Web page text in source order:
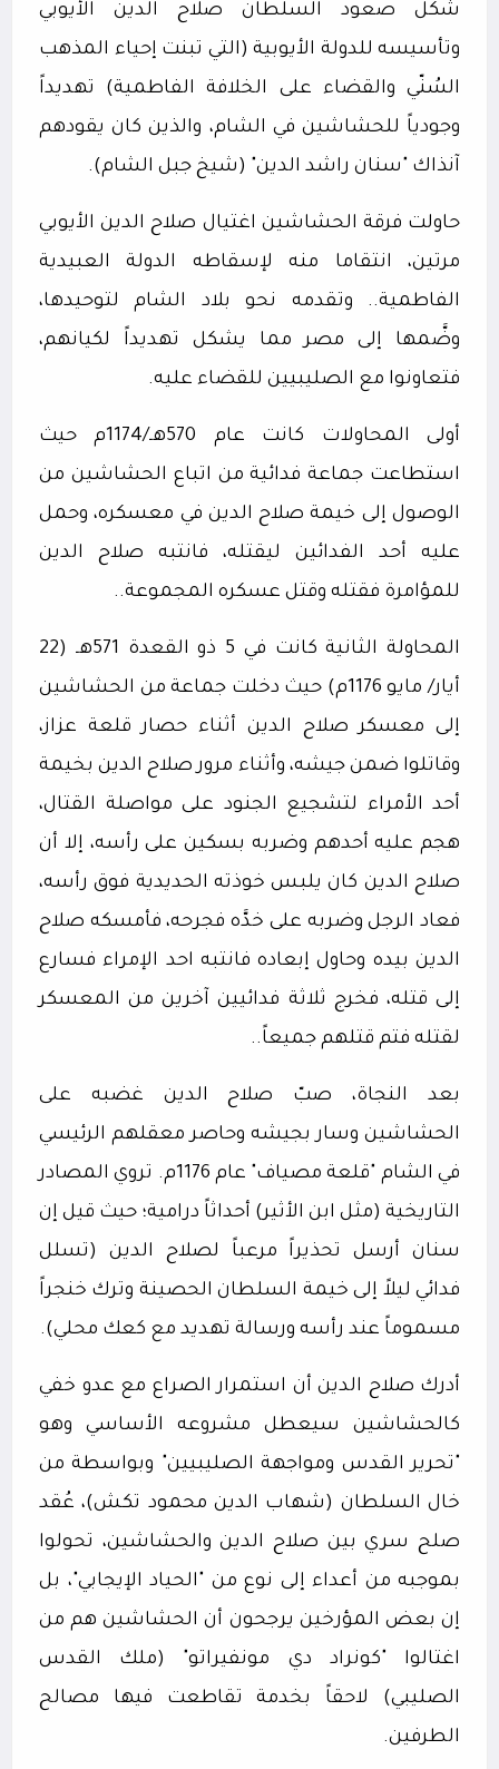
شكل صعود السلطان صلاح الدين الأيوبي
وتأسيسه للدولة الأيوبية (التي تبنت إحياء المذهب
السُنّي والقضاء على الخلافة الفاطمية) تهديداً
وجودياً للحشاشين في الشام، والذين كان يقودهم
آنذاك "سنان راشد الدين" (شيخ جبل الشام).
حاولت فرقة الحشاشين اغتيال صلاح الدين الأيوبي
مرتين، انتقاما منه لإسقاطه الدولة العبيدية
الفاطمية.. وتقدمه نحو بلاد الشام لتوحيدها،
وضَّمها إلى مصر مما يشكل تهديداً لكيانهم،
فتعاونوا مع الصليبيين للقضاء عليه.
أولى المحاولات كانت عام 570هـ/1174م حيث
استطاعت جماعة فدائية من اتباع الحشاشين من
الوصول إلى خيمة صلاح الدين في معسكره، وحمل
عليه أحد الفدائين ليقتله، فانتبه صلاح الدين
للمؤامرة فقتله وقتل عسكره المجموعة..
المحاولة الثانية كانت في 5 ذو القعدة 571هـ (22
أيار/ مايو 1176م) حيث دخلت جماعة من الحشاشين
إلى معسكر صلاح الدين أثناء حصار قلعة عزاز،
وقاتلوا ضمن جيشه، وأثناء مرور صلاح الدين بخيمة
أحد الأمراء لتشجيع الجنود على مواصلة القتال،
هجم عليه أحدهم وضربه بسكين على رأسه، إلا أن
صلاح الدين كان يلبس خوذته الحديدية فوق رأسه،
فعاد الرجل وضربه على خدَّه فجرحه، فأمسكه صلاح
الدين بيده وحاول إبعاده فانتبه احد الإمراء فسارع
إلى قتله، فخرج ثلاثة فدائيين آخرين من المعسكر
لقتله فتم قتلهم جميعاً..
بعد النجاة، صبّ صلاح الدين غضبه على
الحشاشين وسار بجيشه وحاصر معقلهم الرئيسي
في الشام "قلعة مصياف" عام 1176م. تروي المصادر
التاريخية (مثل ابن الأثير) أحداثاً درامية؛ حيث قيل إن
سنان أرسل تحذيراً مرعباً لصلاح الدين (تسلل
فدائي ليلاً إلى خيمة السلطان الحصينة وترك خنجراً
مسموماً عند رأسه ورسالة تهديد مع كعك محلي).
أدرك صلاح الدين أن استمرار الصراع مع عدو خفي
كالحشاشين سيعطل مشروعه الأساسي وهو
"تحرير القدس ومواجهة الصليبيين" وبواسطة من
خال السلطان (شهاب الدين محمود تكش)، عُقد
صلح سري بين صلاح الدين والحشاشين، تحولوا
بموجبه من أعداء إلى نوع من "الحياد الإيجابي"، بل
إن بعض المؤرخين يرجحون أن الحشاشين هم من
اغتالوا "كونراد دي مونفيراتو" (ملك القدس
الصليبي) لاحقاً بخدمة تقاطعت فيها مصالح
الطرفين.